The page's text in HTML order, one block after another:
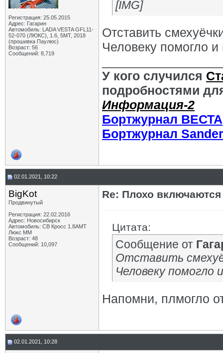
Регистрация: 25.05.2015
Адрес: Гагарин
Автомобиль: LADA VESTA GFL11-
52-070 (ЛЮКС), 1.6, 5МТ, 2018
(прошивка Паулюс)
Возраст: 56
Сообщений: 8,719
[IMG]
Отставить
Человеку помогло
У кого случился
подробностями
Информация-2
Бортжурнал ВЕСТА
Бортжурнал
02.01.2021, 10:22
BigKot
Продвинутый
Регистрация: 22.02.2016
Адрес: Новосибирск
Автомобиль: СВ Кросс 1.8АМТ
Люкс ММ
Возраст: 48
Сообщений: 10,097
Re: Плохо
Цитата:
Сообщение от
Отставить
Человеку помогло
Напомни, плмогло
02.01.2021, 10:28